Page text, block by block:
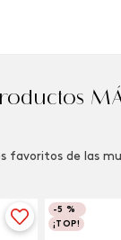
favoritos de las
-5 %
¡TOP!